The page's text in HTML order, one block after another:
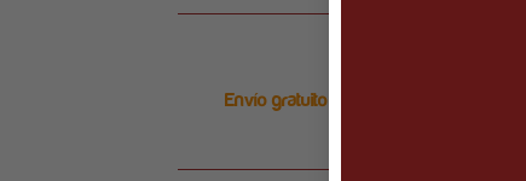
Envío gratuito en ordenes arriba de $999